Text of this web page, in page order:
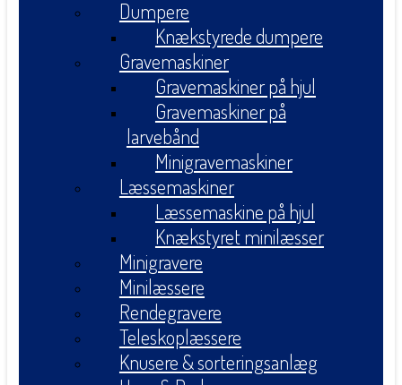
Dumpere
Knækstyrede dumpere
Gravemaskiner
Gravemaskiner på hjul
Gravemaskiner på
larvebånd
Minigravemaskiner
Læssemaskiner
Læssemaskine på hjul
Knækstyret minilæsser
Minigravere
Minilæssere
Rendegravere
Teleskoplæssere
Knusere & sorteringsanlæg